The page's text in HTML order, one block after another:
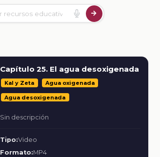
Capítulo 25. El agua desoxigenada
Kal y Zeta Agua oxigenada
Agua desoxigenada
Sin descripción
Tipo:Video
Formato:MP4